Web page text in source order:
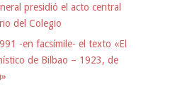
presidió el acto central
del Colegio
-en facsímile- el texto «El
de Bilbao – 1923, de